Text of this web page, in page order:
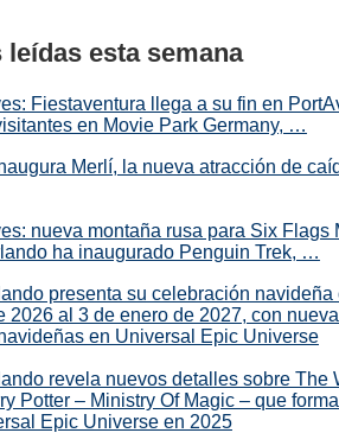
esta semana
Fiestaventura llega a su fin en
en Movie Park Germany, …
Merlí, la nueva atracción de
nueva montaña rusa para Six Flags
ha inaugurado Penguin Trek, …
presenta su celebración navideña
2026 al 3 de enero de 2027, con
en Universal Epic Universe
revela nuevos detalles sobre The
Potter – Ministry Of Magic – que
Epic Universe en 2025